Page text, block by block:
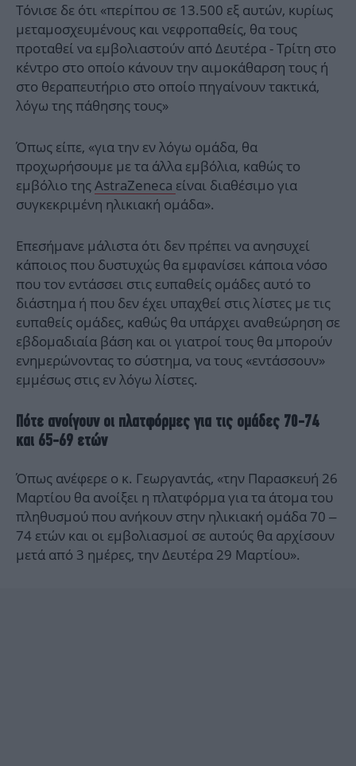
Τόνισε δε ότι «περίπου σε 13.500 εξ αυτών, κυρίως
μεταμοσχευμένους και νεφροπαθείς, θα τους
προταθεί να εμβολιαστούν από Δευτέρα - Τρίτη στο
κέντρο στο οποίο κάνουν την αιμοκάθαρση τους ή
στο θεραπευτήριο στο οποίο πηγαίνουν τακτικά,
λόγω της πάθησης τους»
Όπως είπε, «για την εν λόγω ομάδα, θα
προχωρήσουμε με τα άλλα εμβόλια, καθώς το
εμβόλιο τηςAstraZeneca είναι διαθέσιμο για
συγκεκριμένη ηλικιακή ομάδα».
Επεσήμανε μάλιστα ότι δεν πρέπει να ανησυχεί
κάποιος που δυστυχώς θα εμφανίσει κάποια νόσο
που τον εντάσσει στις ευπαθείς ομάδες αυτό το
διάστημα ή που δεν έχει υπαχθεί στις λίστες με τις
ευπαθείς ομάδες, καθώς θα υπάρχει αναθεώρηση σε
εβδομαδιαία βάση και οι γιατροί τους θα μπορούν
ενημερώνοντας το σύστημα, να τους «εντάσσουν»
εμμέσως στις εν λόγω λίστες.
Πότε ανοίγουν οι πλατφόρμες για τις ομάδες 70-74
και 65-69 ετών
Όπως ανέφερε ο κ. Γεωργαντάς, «την Παρασκευή 26
Μαρτίου θα ανοίξει η πλατφόρμα για τα άτομα του
πληθυσμού που ανήκουν στην ηλικιακή ομάδα 70 –
74 ετών και οι εμβολιασμοί σε αυτούς θα αρχίσουν
μετά από 3 ημέρες, την Δευτέρα 29 Μαρτίου».